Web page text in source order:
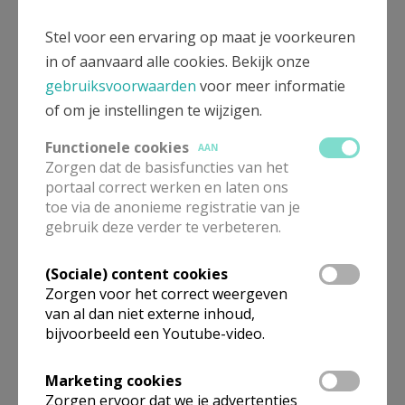
zomaar gewoon een vriendengroep. We willen elkaar
dragen en voor elkaar zorgen. Dit alles in de geest
van De Ark: iedereen is gelijk, iedereen heeft iets te
geven en te krijgen en we leren van elkaar, want
iedereen heeft talenten om te delen. Die
wederkerigheid is ook wat maakt dat onze gasten zo
graag naar onze Ark komen.
Naast ons maandelijkse Arkkaffee hebben we af en
kleibeeldjes gaan maken tijdens het project ‘Coming
World Remember Me’ in Ieper, we hebben elk jaar een
Sint-Maartensfeest en een kerstfeest, we zijn op
we hebben genoten van cultuur met Ignace Goethals
Stel voor een ervaring op maat je voorkeuren
in of aanvaard alle cookies. Bekijk onze
gebruiksvoorwaarden voor meer informatie
of om je instellingen te wijzigen.
Functionele cookies
AAN
Zorgen dat de basisfuncties van het
portaal correct werken en laten ons
toe via de anonieme registratie van je
gebruik deze verder te verbeteren.
(Sociale) content cookies
Zorgen voor het correct weergeven
van al dan niet externe inhoud,
bijvoorbeeld een Youtube-video.
Marketing cookies
Zorgen ervoor dat we je advertenties